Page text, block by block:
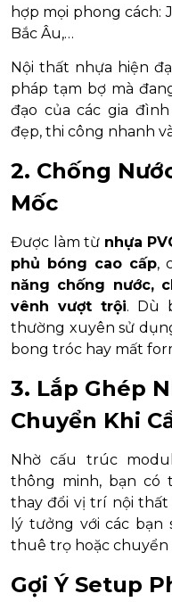
hợp mọi phong cách:
Bắc Âu,…
Nội thất nhựa hiện
pháp tạm bợ mà
đạo của các gia
đẹp, thi công nhanh
2. Chống
Mốc
Được làm từ nhựa
phủ bóng cao cấp,
năng chống nước,
vênh vượt trội. Dù
thường xuyên sử
bong tróc hay mất
3. Lắp Ghép
Chuyển Khi
Nhờ cấu trúc
thông minh, bạn có
thay đổi vị trí nội
lý tưởng với các bạn
thuê trọ hoặc
Gợi Ý Setup